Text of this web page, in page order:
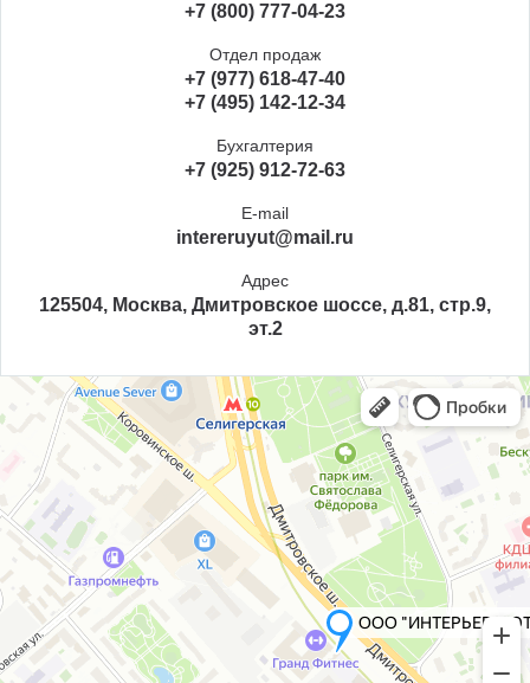
+7 (800) 777-04-23
Отдел продаж
+7 (977) 618-47-40
+7 (495) 142-12-34
Бухгалтерия
+7 (925) 912-72-63
E-mail
intereruyut@mail.ru
Адрес
125504, Москва, Дмитровское шоссе, д.81, стр.9,
эт.2